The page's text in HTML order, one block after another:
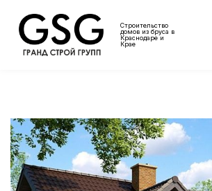
Строительство
домов из бруса в
Краснодаре и
Крае